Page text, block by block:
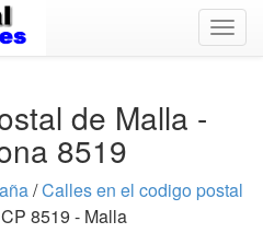
de Malla -
8519
/Calles en el codigo postal
8519 - Malla